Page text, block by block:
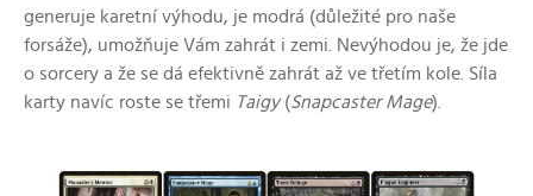
generuje karetní výhodu, je modrá (důležité pro naše
forsáže), umožňuje Vám zahrát i zemi. Nevýhodou je, že jde
o sorcery a že se dá efektivně zahrát až ve třetím kole. Síla
karty navíc roste se třemi Taigy(Snapcaster Mage).